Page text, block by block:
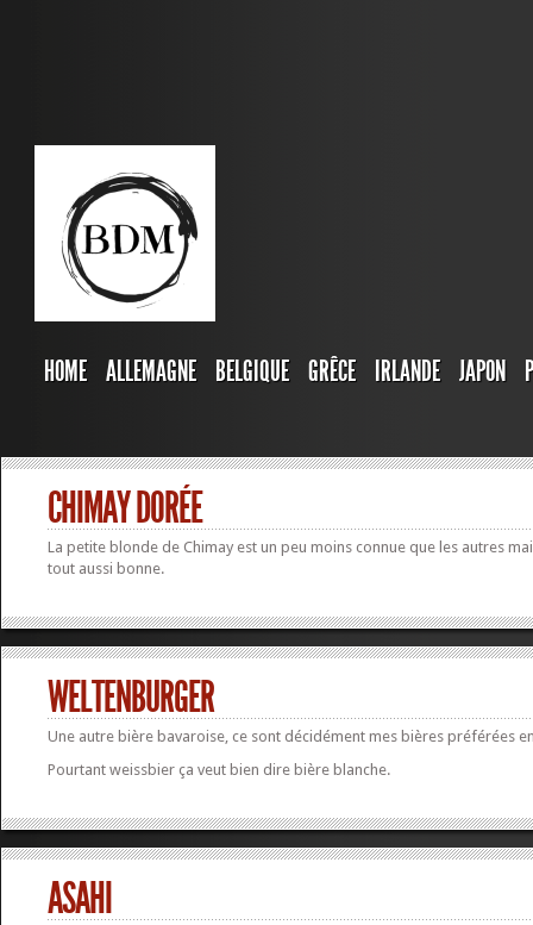
HOME ALLEMAGNE BELGIQUE GRÊCE IRLANDE JAPON
CHIMAY DORÉE
La petite blonde de Chimay est un peu moins connue que les autres
tout aussi bonne.
WELTENBURGER
Une autre bière bavaroise, ce sont décidément mes bières préférées
Pourtant weissbier ça veut bien dire bière blanche.
ASAHI